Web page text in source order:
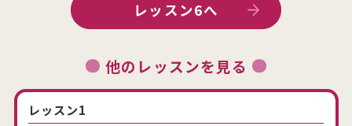
レッスン6へ
他のレッスンを見る
レッスン1